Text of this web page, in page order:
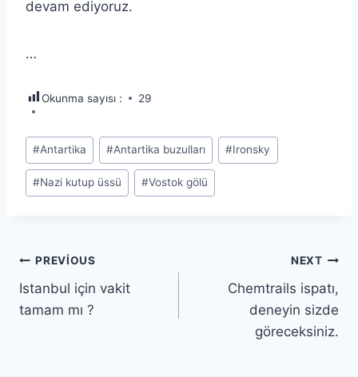
devam ediyoruz.
…
Okunma sayısı : 29
Post
Tags:
#Antartika #Antartika buzulları #Ironsky
#Nazi kutup üssü #Vostok gölü
Yazı
gezinmesi
PREVIOUS
Istanbul için vakit
tamam mı ?
NEXT
Chemtrails ispatı,
deneyin sizde
göreceksiniz.